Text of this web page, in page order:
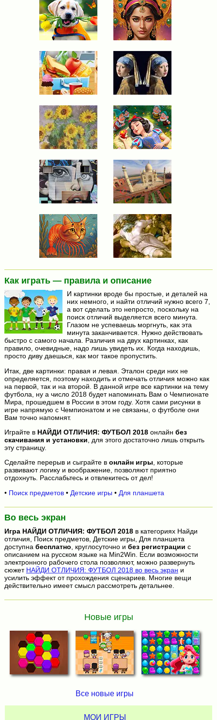
Как играть — правила и описание
И картинки вроде бы простые, и деталей на
них немного, и найти отличий нужно всего 7,
а вот сделать это непросто, поскольку на
поиск отличий выделяется всего минута.
Глазом не успеваешь моргнуть, как эта
минута заканчивается. Нужно действовать
быстро с самого начала. Различия на двух картинках, как
правило, очевидные, надо лишь увидеть их. Когда находишь,
просто диву даешься, как мог такое пропустить.
Итак, две картинки: правая и левая. Эталон среди них не
определяется, поэтому находить и отмечать отличия можно как
на первой, так и на второй. В данной игре все картинки на тему
футбола, ну а число 2018 будет напоминать Вам о Чемпионате
Мира, прошедшем в России в этом году. Хотя сами рисунки в
игре напрямую с Чемпионатом и не связаны, о футболе они
Вам точно напомнят.
Играйте в НАЙДИ ОТЛИЧИЯ: ФУТБОЛ 2018онлайн без
скачивания и установки , для этого достаточно лишь открыть
эту страницу.
Сделайте перерыв и сыграйте в онлайн игры, которые
развивают логику и воображение, позволяют приятно
отдохнуть. Расслабьтесь и отвлекитесь от дел!
• Поиск предметов• Детские игры • Для планшета
Во весь экран
Игра НАЙДИ ОТЛИЧИЯ: ФУТБОЛ 2018в категориях Найди
отличия, Поиск предметов, Детские игры, Для планшета
доступна бесплатно , круглосуточно и без регистрации с
описанием на русском языке на Min2Win. Если возможности
электронного рабочего стола позволяют, можно развернуть
сюжет НАЙДИ ОТЛИЧИЯ: ФУТБОЛ 2018 во весь экран и
усилить эффект от прохождения сценариев. Многие вещи
действительно имеет смысл рассмотреть детальнее.
Новые игры
Все новые игры
МОИ ИГРЫ